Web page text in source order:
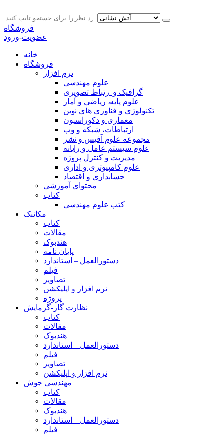
فروشگاه
عضویت-ورود
خانه
فروشگاه
نرم افزار
علوم مهندسی
گرافیک و ارتباط تصویری
علوم پایه، ریاضی و آمار
تکنولوژی و فناوری های نوین
معماری و دکوراسیون
ارتباطات، شبکه و وب
مجموعه علوم آفیس و نشر
علوم سیستم عامل و رایانه
مدیریت و کنترل پروژه
علوم کامپیوتری و اداری
حسابداری و اقتصاد
محتوای آموزشی
کتاب
کتب علوم مهندسی
مکانیک
کتاب
مقالات
هندبوک
پایان نامه
دستورالعمل – استاندارد
فیلم
تصاویر
نرم افزار و اپلیکشن
پروژه
نظارت گاز-گرمایش
کتاب
مقالات
هندبوک
دستورالعمل – استاندارد
فیلم
تصاویر
نرم افزار و اپلیکشن
مهندسی جوش
کتاب
مقالات
هندبوک
دستورالعمل – استاندارد
فیلم